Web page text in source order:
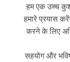
हम एक उच्च
हमारे प्रयास
करने के लिए
सहयोग और